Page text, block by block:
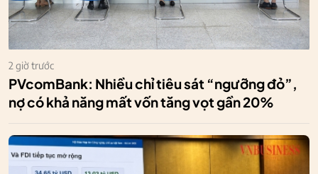
2 giờ trước
PVcomBank: Nhiều chỉ tiêu sát “ngưỡng đỏ”,
nợ có khả năng mất vốn tăng vọt gần 20%